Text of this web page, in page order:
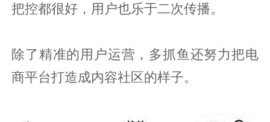
把控都很好，用户也乐于二次传播。
除了精准的用户运营，多抓鱼还努力把电
商平台打造成内容社区的样子。